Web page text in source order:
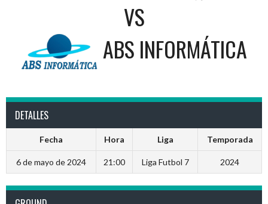
VS
ABS INFORMÁTICA
DETALLES
Fecha Hora Liga Temporada
6 de mayo de 2024 21:00 Liga Futbol 7 2024